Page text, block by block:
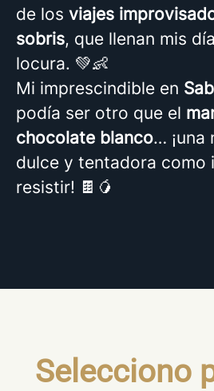
de los viajes
sobris, que llenan mis
locura. 💚👶
Mi imprescindible en
podía ser otro que el
chocolate blanco… ¡una
dulce y tentadora como
resistir! 🍫🥭
Selecciono